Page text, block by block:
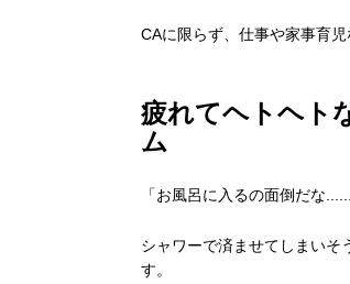
CAに限らず、仕事や家事育
疲れてヘトヘト
ム
「お風呂に入るの面倒だな
シャワーで済ませてしまいそ
す。